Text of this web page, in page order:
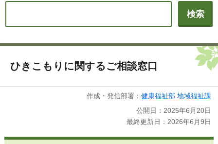
ひきこもりに関するご相談窓口
作成・発信部署： 健康福祉部 地域福祉課
公開日：2025年6月20日
最終更新日：2026年6月9日